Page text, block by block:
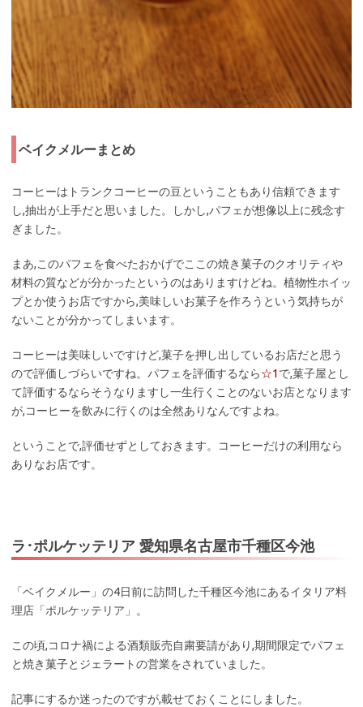
ベイクメルーまとめ
コーヒーはトランクコーヒーの豆ということもあり信頼できます
し,抽出が上手だと思いました。しかし,パフェが想像以上に残念す
ぎました。
まあ,このパフェを食べたおかげでここの焼き菓子のクオリティや
材料の質などが分かったというのはありますけどね。植物性ホイッ
プとか使うお店ですから,美味しいお菓子を作ろうという気持ちが
ないことが分かってしまいます。
コーヒーは美味しいですけど,菓子を押し出しているお店だと思う
ので評価しづらいですね。パフェを評価するなら☆1で,菓子屋とし
て評価するならそうなりますし一生行くことのないお店となります
が,コーヒーを飲みに行くのは全然ありなんですよね。
ということで,評価せずとしておきます。コーヒーだけの利用なら
ありなお店です。
ラ･ポルケッテリア 愛知県名古屋市千種区今池
「ベイクメルー」の4日前に訪問した千種区今池にあるイタリア料
理店「ポルケッテリア」。
この頃,コロナ禍による酒類販売自粛要請があり,期間限定でパフェ
と焼き菓子とジェラートの営業をされていました。
記事にするか迷ったのですが,載せておくことにしました。